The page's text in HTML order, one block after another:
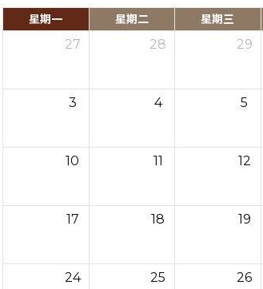
星期一 星期二 星期三
27 28 29
3 4 5
10 11 12
17 18 19
24 25 26